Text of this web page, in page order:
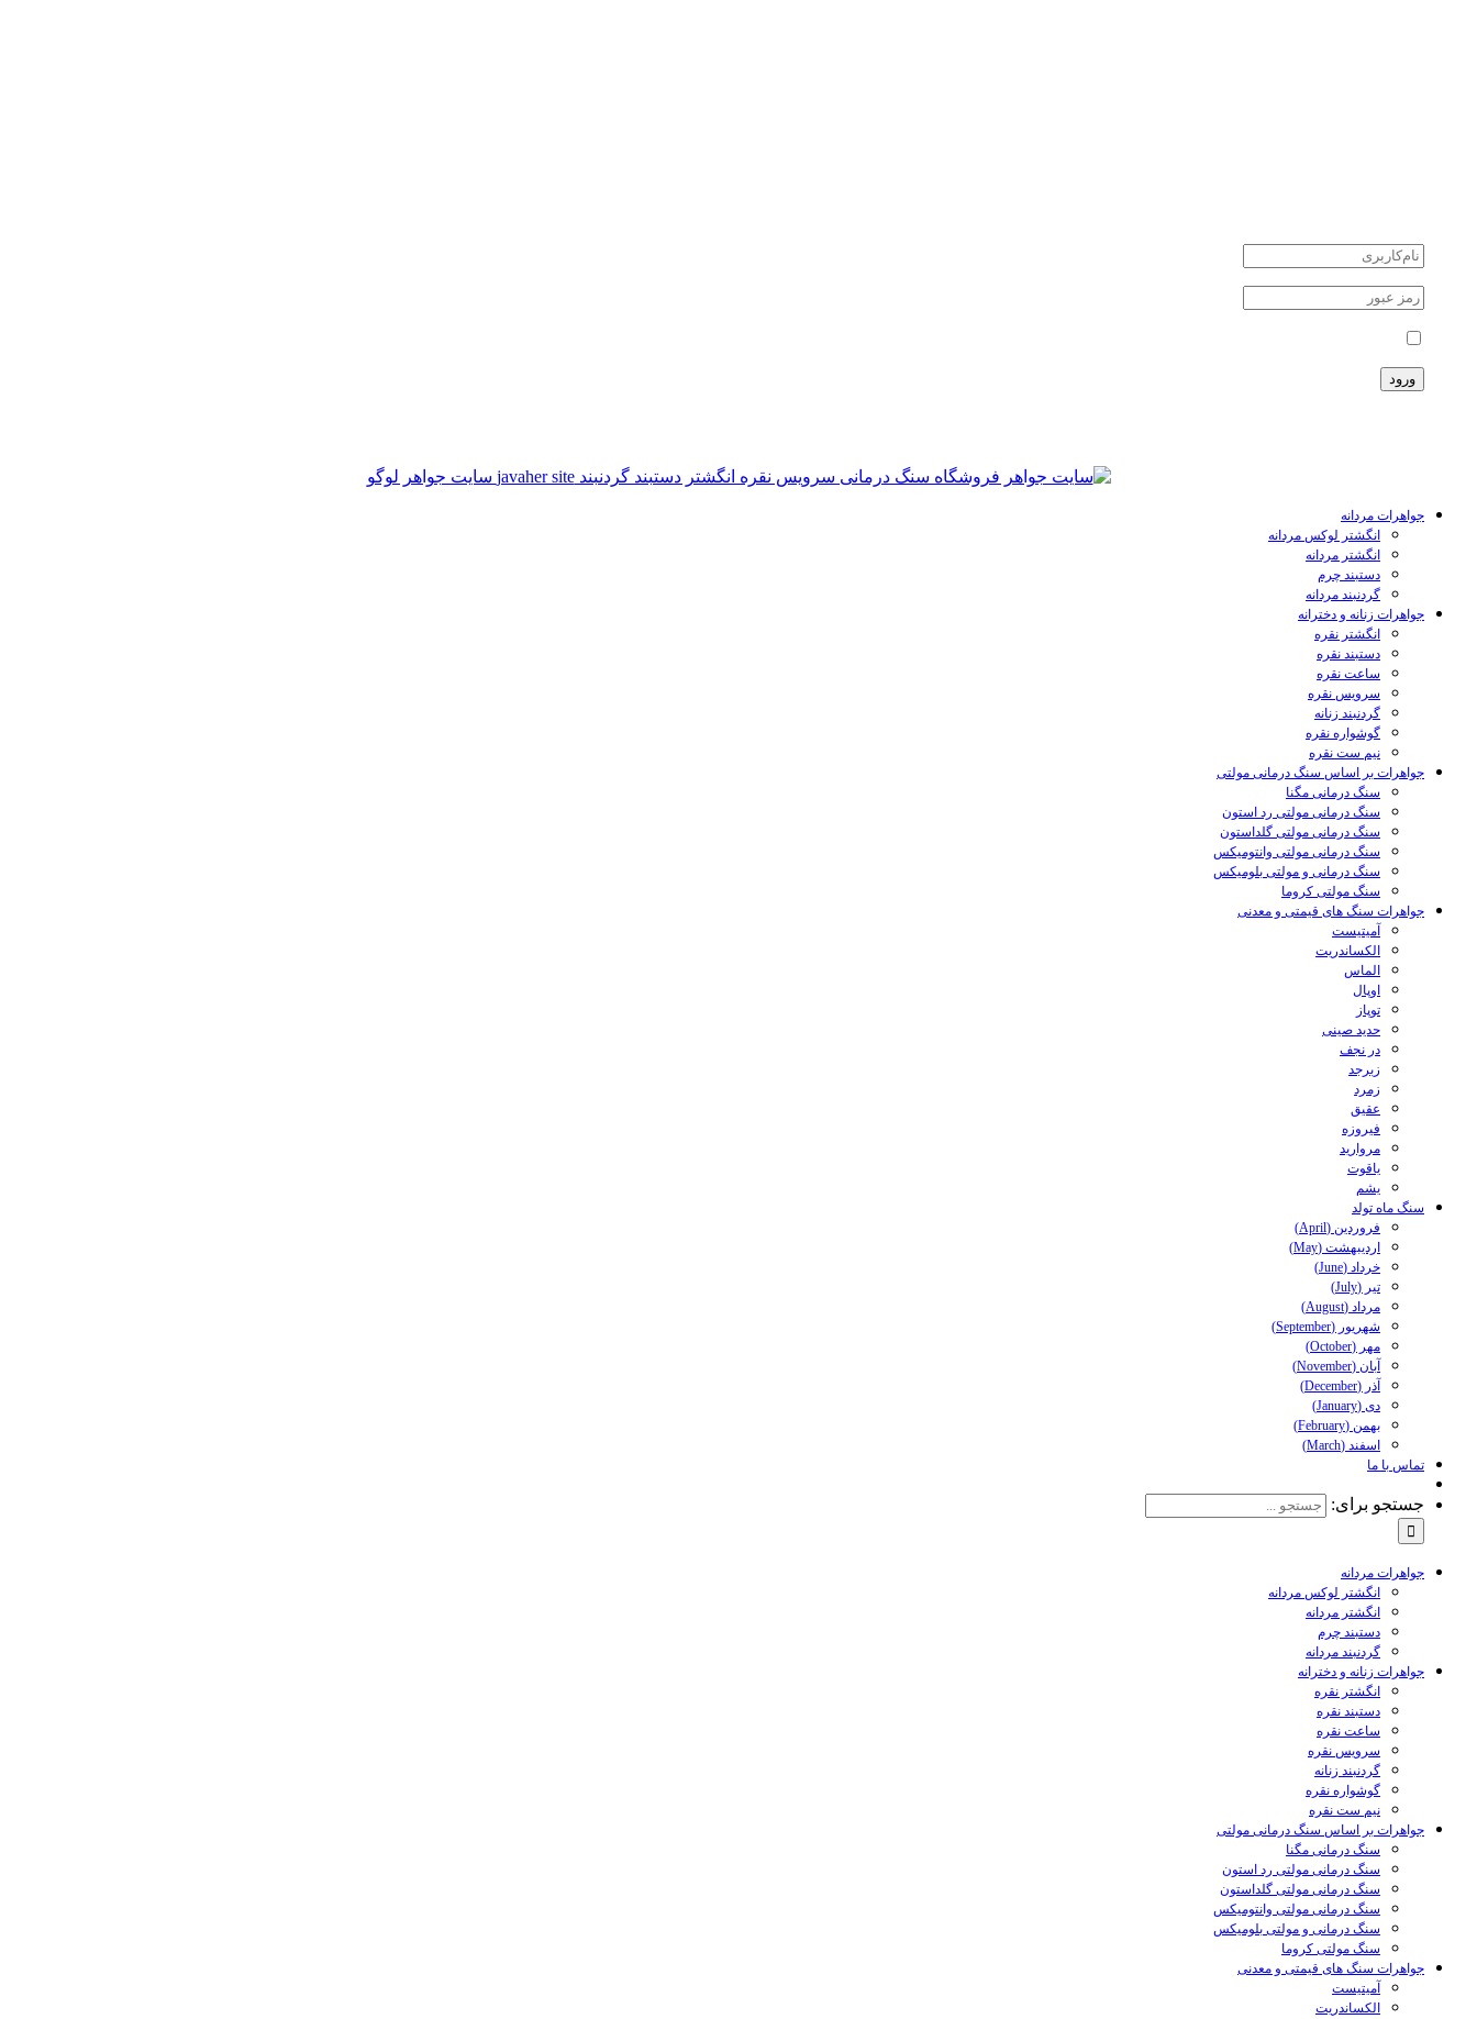
جواهرات مردانه
انگشتر لوکس مردانه
انگشتر مردانه
دستبند چرم
گردنبند مردانه
جواهرات زنانه و دخترانه
انگشتر نقره
دستبند نقره
ساعت نقره
سرویس نقره
گردنبند زنانه
گوشواره نقره
نیم ست نقره
جواهرات بر اساس سنگ درمانی مولتی
سنگ درمانی مگنا
سنگ درمانی مولتی رد استون
سنگ درمانی مولتی گلداستون
سنگ درمانی مولتی وانتومیکس
سنگ درمانی و مولتی بلومیکس
سنگ مولتی کروما
جواهرات سنگ های قیمتی و معدنی
آمیتیست
الکساندریت
الماس
اوپال
توپاز
حدید صینی
در نجف
زبرجد
زمرد
عقیق
فیروزه
مروارید
یاقوت
یشم
سنگ ماه تولد
فروردین (April)
اردیبهشت (May)
خرداد (June)
تیر (July)
مرداد (August)
شهریور (September)
مهر (October)
آبان (November)
آذر (December)
دی (January)
بهمن (February)
اسفند (March)
تماس با ما
جستجو برای:
جواهرات مردانه
انگشتر لوکس مردانه
انگشتر مردانه
دستبند چرم
گردنبند مردانه
جواهرات زنانه و دخترانه
انگشتر نقره
دستبند نقره
ساعت نقره
سرویس نقره
گردنبند زنانه
گوشواره نقره
نیم ست نقره
جواهرات بر اساس سنگ درمانی مولتی
سنگ درمانی مگنا
سنگ درمانی مولتی رد استون
سنگ درمانی مولتی گلداستون
سنگ درمانی مولتی وانتومیکس
سنگ درمانی و مولتی بلومیکس
سنگ مولتی کروما
جواهرات سنگ های قیمتی و معدنی
آمیتیست
الکساندریت